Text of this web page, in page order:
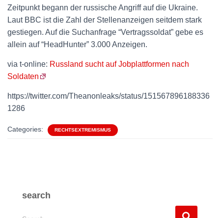
Zeitpunkt begann der russische Angriff auf die Ukraine.
Laut BBC ist die Zahl der Stellenanzeigen seitdem stark
gestiegen. Auf die Suchanfrage “Vertragssoldat” gebe es
allein auf “HeadHunter” 3.000 Anzeigen.
via t-online: Russland sucht auf Jobplattformen nach
Soldaten
https://twitter.com/Theanonleaks/status/151567896188336
1286
Categories: RECHTSEXTREMISMUS
search
S